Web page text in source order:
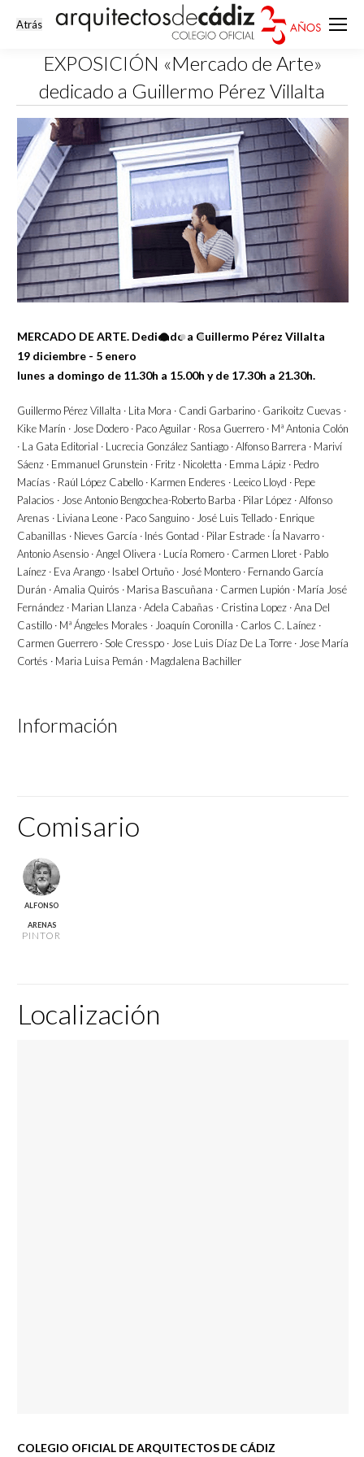
EXPOSICIÓN «Mercado de Arte»
dedicado a Guillermo Pérez Villalta
MERCADO DE ARTE. Dedicado a Guillermo Pérez Villalta
19 diciembre - 5 enero
lunes a domingo de 11.30h a 15.00h y de 17.30h a 21.30h.
Guillermo Pérez Villalta · Lita Mora · Candi Garbarino · Garikoitz Cuevas ·
Kike Marín · Jose Dodero · Paco Aguilar · Rosa Guerrero · Mª Antonia Colón
· La Gata Editorial · Lucrecia González Santiago · Alfonso Barrera · Mariví
Sáenz · Emmanuel Grunstein · Fritz · Nicoletta · Emma Lápiz · Pedro
Macías · Raúl López Cabello · Karmen Enderes · Leeico Lloyd · Pepe
Palacios · Jose Antonio Bengochea-Roberto Barba · Pilar López · Alfonso
Arenas · Liviana Leone · Paco Sanguino · José Luis Tellado · Enrique
Cabanillas · Nieves García · Inés Gontad · Pilar Estrade · Ía Navarro ·
Antonio Asensio · Angel Olivera · Lucía Romero · Carmen Lloret · Pablo
Laínez · Eva Arango · Isabel Ortuño · José Montero · Fernando García
Durán · Amalia Quirós · Marisa Bascuñana · Carmen Lupión · María José
Fernández · Marian Llanza · Adela Cabañas · Cristina Lopez · Ana Del
Castillo · Mª Ángeles Morales · Joaquín Coronilla · Carlos C. Laínez ·
Carmen Guerrero · Sole Cresspo · Jose Luis Díaz De La Torre · Jose María
Cortés · Maria Luisa Pemán · Magdalena Bachiller
Información
Comisario
ALFONSO
ARENAS
PINTOR
Localización
COLEGIO OFICIAL DE ARQUITECTOS DE CÁDIZ